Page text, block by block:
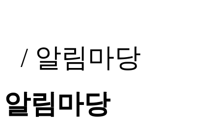
/ 알림마당
알림마당